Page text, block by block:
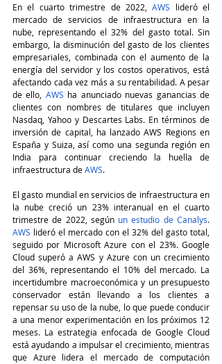
En el cuarto trimestre de 2022, AWS lideró el
mercado de servicios de infraestructura en la
nube, representando el 32% del gasto total. Sin
embargo, la disminución del gasto de los clientes
empresariales, combinada con el aumento de la
energía del servidor y los costos operativos, está
afectando cada vez más a su rentabilidad. A pesar
de ello, AWS ha anunciado nuevas ganancias de
clientes con nombres de titulares que incluyen
Nasdaq, Yahoo y Descartes Labs. En términos de
inversión de capital, ha lanzado AWS Regions en
España y Suiza, así como una segunda región en
India para continuar creciendo la huella de
infraestructura de AWS.
El gasto mundial en servicios de infraestructura en
la nube creció un 23% interanual en el cuarto
trimestre de 2022, según un estudio de Canalys
AWS lideró el mercado con el 32% del gasto total,
seguido por Microsoft Azure con el 23%. Google
Cloud superó a AWS y Azure con un crecimiento
del 36%, representando el 10% del mercado. La
incertidumbre macroeconómica y un presupuesto
conservador están llevando a los clientes a
repensar su uso de la nube, lo que puede conducir
a una menor experimentación en los próximos 12
meses. La estrategia enfocada de Google Cloud
está ayudando a impulsar el crecimiento, mientras
que Azure lidera el mercado de computación